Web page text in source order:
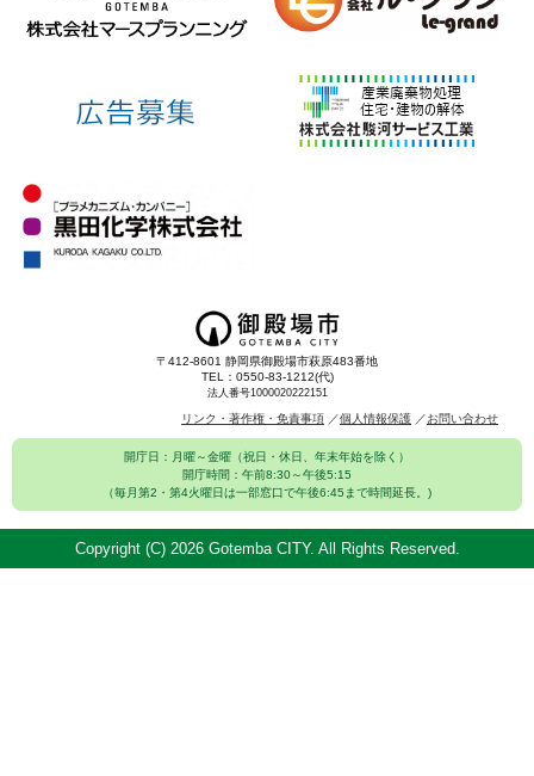
〒412-8601 静岡県御殿場市萩原483番地
TEL：0550-83-1212(代)
法人番号1000020222151
リンク・著作権・免責事項 個人情報保護 お問い合わせ
開庁日：月曜～金曜（祝日・休日、年末年始を除く）
開庁時間：午前8:30～午後5:15
（毎月第2・第4火曜日は一部窓口で午後6:45まで時間延長。)
Copyright (C) 2026 Gotemba CITY. All Rights Reserved.